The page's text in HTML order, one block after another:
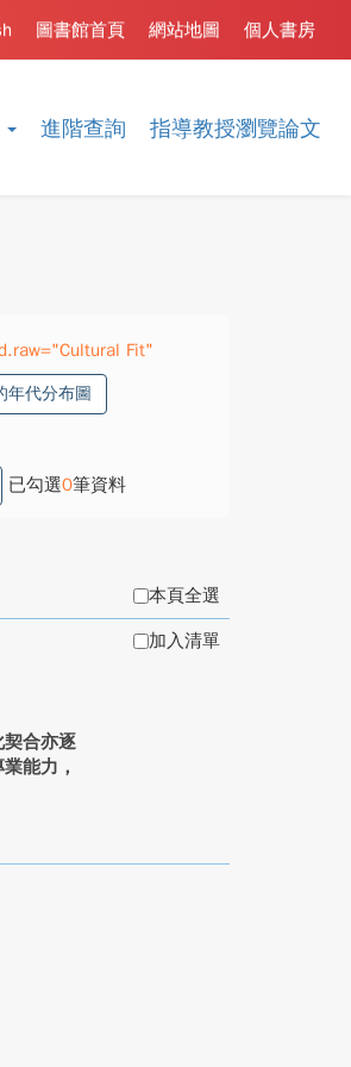
進階查詢 指導教授瀏覽論文
個人書房
網站地圖
圖書館首頁
Fit"
年代分布圖
已勾選0筆資料
本頁全選
合亦逐
能力，
加入清單